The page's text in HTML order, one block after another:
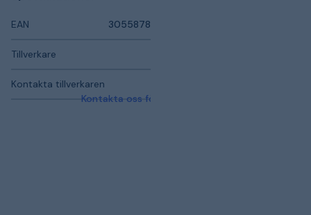
EAN 3055878
Tillverkare
Kontakta tillverkaren
Kontakta oss för mer information